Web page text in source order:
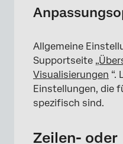
Allgemeine
Supportseite
Visualisierungen “.
Einstellungen, die
spezifisch sind.
Zeilen- oder